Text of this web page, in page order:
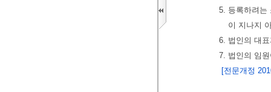
5. 등록하려는
이 지나지
6. 법인의 대
7. 법인의 임
[전문개정